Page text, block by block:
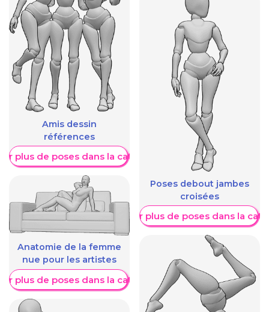
Amis dessin
références
plus de poses dans la catégorie
Anatomie de la femme
nue pour les artistes
plus de poses dans la catégorie
Poses debout jambes
croisées
Afficher plus de poses dans la